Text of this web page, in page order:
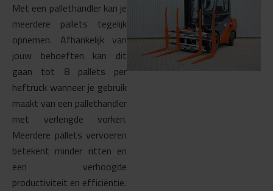
Met een pallethandler kan je
meerdere pallets tegelijk
opnemen. Afhankelijk van
jouw behoeften kan dit
gaan tot 8 pallets per
heftruck wanneer je gebruik
maakt van een pallethandler
met verlengde vorken.
Meerdere pallets vervoeren
betekent minder ritten en
een verhoogde
productiviteit en efficiëntie.